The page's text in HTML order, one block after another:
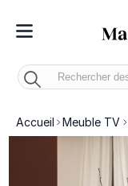
Toggle Nav
Accueil Meuble TV